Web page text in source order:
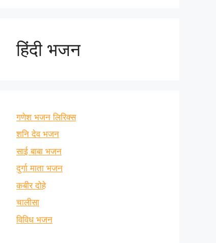
हिंदी भजन
गणेश भजन लिरिक्स
शनि देव भजन
साई बाबा भजन
दुर्गा माता भजन
कबीर दोहे
चालीसा
विविध भजन